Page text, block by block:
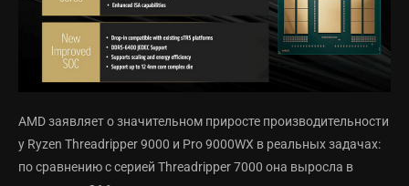
AMD заявляет о значительном приросте производительности
у Ryzen Threadripper 9000 и Pro 9000WX в реальных задачах:
по сравнению с серией Threadripper 7000 она выросла в